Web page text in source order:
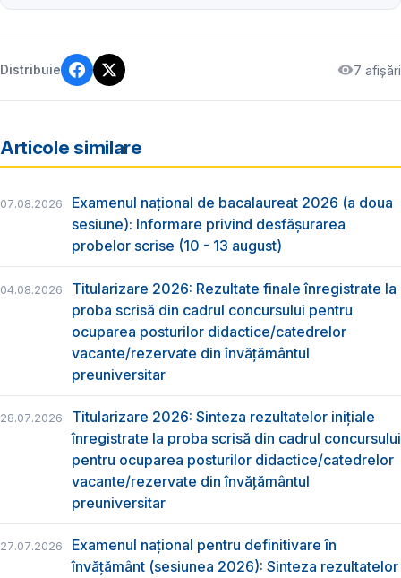
Distribuie 7 afișări
Articole similare
07.08.2026
Examenul național de bacalaureat 2026 (a doua
sesiune): Informare privind desfășurarea
probelor scrise (10 - 13 august)
04.08.2026
Titularizare 2026: Rezultate finale înregistrate la
proba scrisă din cadrul concursului pentru
ocuparea posturilor didactice/catedrelor
vacante/rezervate din învăţământul
preuniversitar
28.07.2026
Titularizare 2026: Sinteza rezultatelor inițiale
înregistrate la proba scrisă din cadrul concursului
pentru ocuparea posturilor didactice/catedrelor
vacante/rezervate din învăţământul
preuniversitar
27.07.2026
Examenul național pentru definitivare în
învățământ (sesiunea 2026): Sinteza rezultatelor